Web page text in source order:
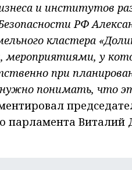
и институтов
РФ
кластера
мероприятиями, у
при
понимать, что
парламента Виталий